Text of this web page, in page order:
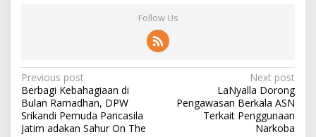
Follow Us
P
o
s
Previous post
Berbagi Kebahagiaan di
Bulan Ramadhan, DPW
Srikandi Pemuda Pancasila
Jatim adakan Sahur On The
Next post
LaNyalla Dorong
Pengawasan Berkala ASN
Terkait Penggunaan
Narkoba